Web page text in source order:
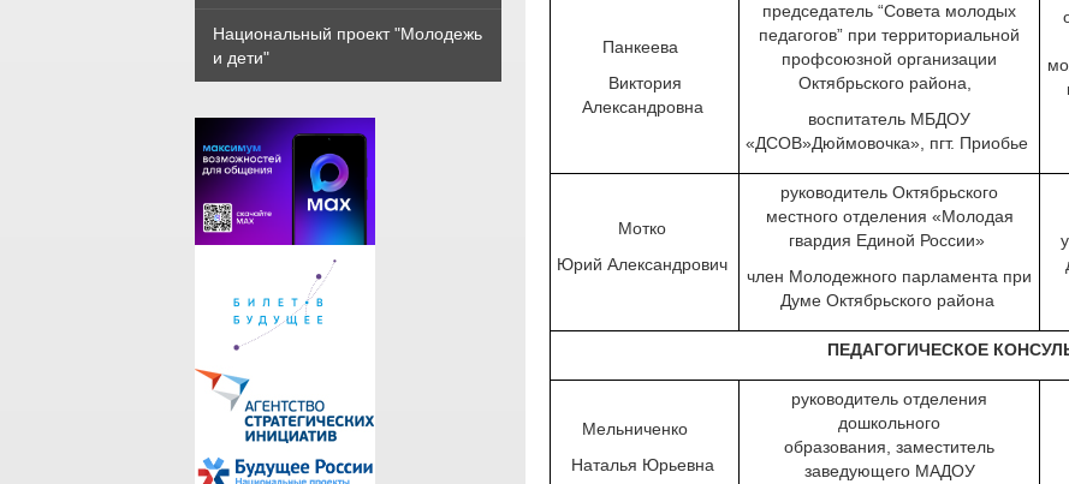
Национальный проект "Молодежь
и дети"
Панкеева
Виктория
Александровна
председатель “Совета молодых
педагогов” при территориальной
профсоюзной организации
Октябрьского района,
воспитатель МБДОУ
«ДСОВ»Дюймовочка», пгт. Приобье
Мотко
Юрий Александрович
руководитель Октябрьского
местного отделения «Молодая
гвардия Единой России»
член Молодежного парламента при
Думе Октябрьского района
ПЕДАГОГИЧЕСКОЕ
Мельниченко
Наталья Юрьевна
руководитель отделения
дошкольного
образования, заместитель
заведующего МАДОУ